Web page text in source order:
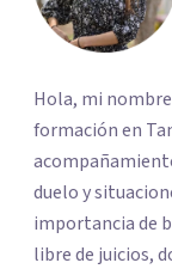
Hola, mi
formación en
duelo y
importancia de
libre de juicios,